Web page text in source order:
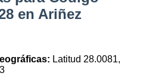
en Ariñez
Latitud 28.0081,